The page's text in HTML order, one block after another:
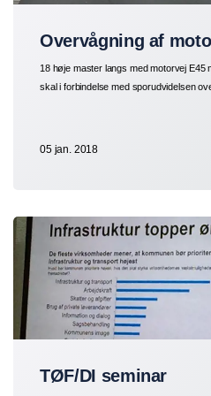
Overvågning af
18 høje master langs med motorvej E45
skal i forbindelse med sporudvidelsen
05 jan. 2018
TØF/DI seminar